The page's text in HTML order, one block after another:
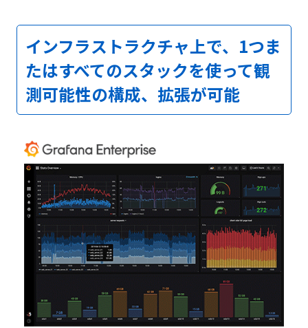
インフラストラクチャ上で、1つま
たはすべてのスタックを使って観
測可能性の構成、拡張が可能